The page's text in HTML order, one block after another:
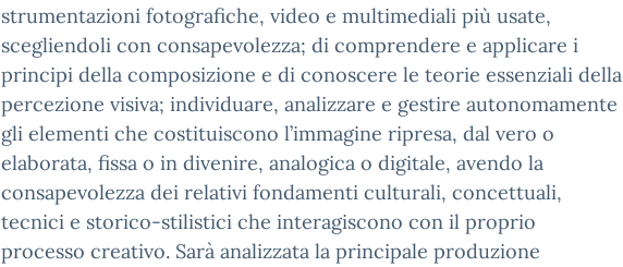
strumentazioni fotografiche, video e multimediali più usate,
scegliendoli con consapevolezza; di comprendere e applicare i
principi della composizione e di conoscere le teorie essenziali della
percezione visiva; individuare, analizzare e gestire autonomamente
gli elementi che costituiscono l’immagine ripresa, dal vero o
elaborata, fissa o in divenire, analogica o digitale, avendo la
consapevolezza dei relativi fondamenti culturali, concettuali,
tecnici e storico-stilistici che interagiscono con il proprio
processo creativo. Sarà analizzata la principale produzione